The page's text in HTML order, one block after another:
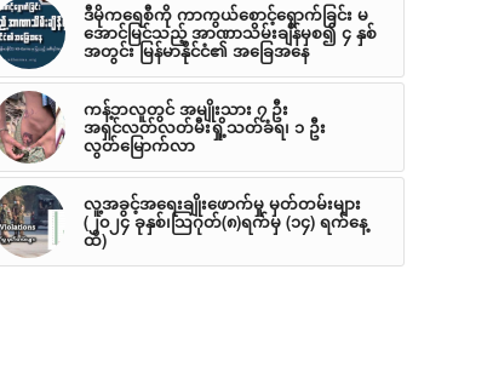
ဒီမိုကရေစီကို ကာကွယ်စောင့်ရှောက်ခြင်း မ
အောင်မြင်သည့် အာဏာသိမ်းချိန်မှစ၍ ၄ နှစ်
အတွင်း မြန်မာနိုင်ငံ၏ အခြေအနေ
ကန့်ဘလူတွင် အမျိုးသား ၇ ဦး
အရှင်လတ်လတ်မီးရှို့သတ်ခံရ၊ ၁ ဦး
လွတ်မြောက်လာ
လူ့အခွင့်အရေးချိုးဖောက်မှု မှတ်တမ်းများ
(၂၀၂၄ ခုနှစ်၊သြဂုတ်(၈)ရက်မှ (၁၄) ရက်နေ့
ထိ)